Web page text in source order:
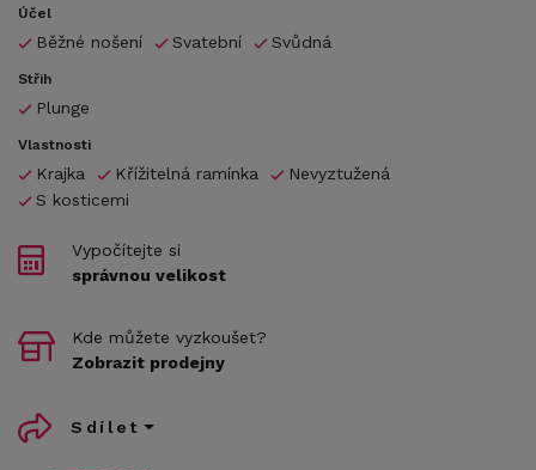
Účel
Běžné nošení Svatební Svůdná
Střih
Plunge
Vlastnosti
Krajka Křížitelná ramínka
Nevyztužená
S kosticemi
Vypočítejte si
správnou velikost
Kde můžete vyzkoušet?
Zobrazit prodejny
Sdílet